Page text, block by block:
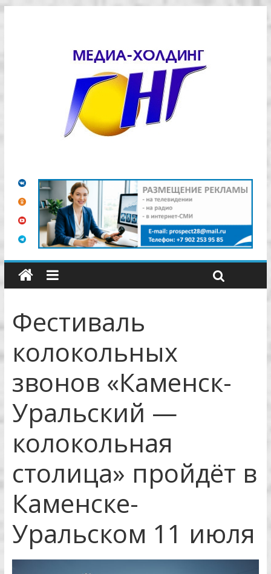
Фестиваль
колокольных
звонов «Каменск-
Уральский —
колокольная
столица» пройдёт в
Каменске-
Уральском 11 июля